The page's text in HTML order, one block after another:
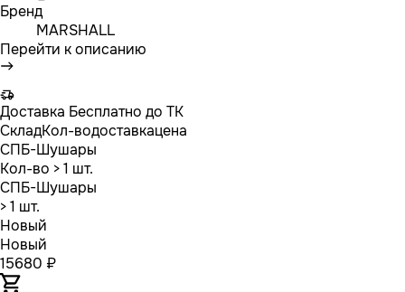
Бренд
MARSHALL
Перейти к описанию
Доставка Бесплатно до ТК
СкладКол-водоставкацена
СПБ-Шушары
Кол-во > 1 шт.
СПБ-Шушары
> 1 шт.
Новый
Новый
15680 ₽